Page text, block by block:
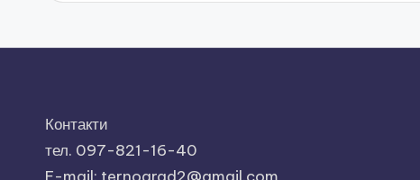
Контакти
тел. 097-821-16-40